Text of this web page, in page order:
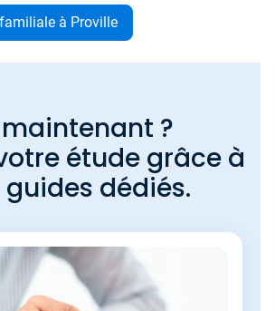
à Proville
maintenant ?
étude grâce à
guides dédiés.